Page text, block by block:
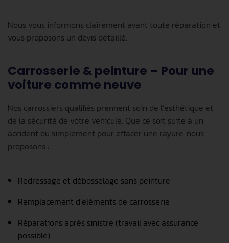
Nous vous informons clairement avant toute réparation et
vous proposons un devis détaillé.
Carrosserie & peinture – Pour une
voiture comme neuve
Nos carrossiers qualifiés prennent soin de l’esthétique et
de la sécurité de votre véhicule. Que ce soit suite à un
accident ou simplement pour effacer une rayure, nous
proposons :
Redressage et débosselage sans peinture
Remplacement d’éléments de carrosserie
Réparations après sinistre (travail avec assurance
possible)